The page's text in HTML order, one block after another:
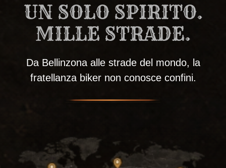
UN SOLO SPIRITO.
MILLE STRADE.
Da Bellinzona alle strade del mondo, la
fratellanza biker non conosce confini.